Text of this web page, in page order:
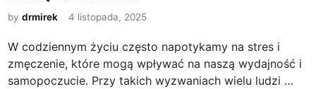
d
n
bydrmirek 4 listopada, 2025
W codziennym życiu często napotykamy na stres i
zmęczenie, które mogą wpływać na naszą wydajność i
samopoczucie. Przy takich wyzwaniach wielu ludzi …